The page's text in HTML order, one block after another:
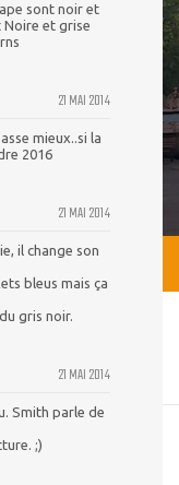
sont noir et
Noire et grise
21 MAI 2014
mieux..si la
2016
21 MAI 2014
il change son
bleus mais ça
gris noir.
21 MAI 2014
Smith parle de
;)